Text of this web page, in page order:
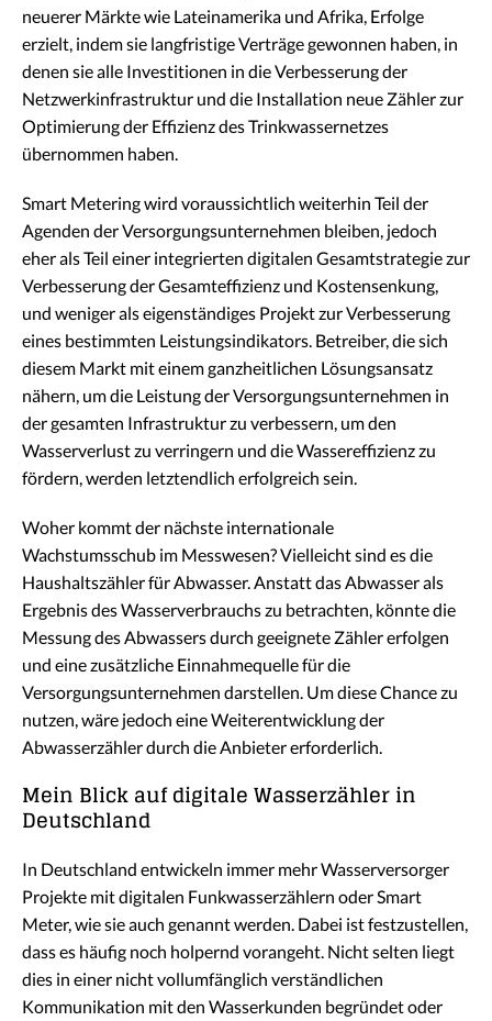
neuerer Märkte wie Lateinamerika und Afrika, Erfolge
erzielt, indem sie langfristige Verträge gewonnen haben, in
denen sie alle Investitionen in die Verbesserung der
Netzwerkinfrastruktur und die Installation neue Zähler zur
Optimierung der Effizienz des Trinkwassernetzes
übernommen haben.
Smart Metering wird voraussichtlich weiterhin Teil der
Agenden der Versorgungsunternehmen bleiben, jedoch
eher als Teil einer integrierten digitalen Gesamtstrategie zur
Verbesserung der Gesamteffizienz und Kostensenkung,
und weniger als eigenständiges Projekt zur Verbesserung
eines bestimmten Leistungsindikators. Betreiber, die sich
diesem Markt mit einem ganzheitlichen Lösungsansatz
nähern, um die Leistung der Versorgungsunternehmen in
der gesamten Infrastruktur zu verbessern, um den
Wasserverlust zu verringern und die Wassereffizienz zu
fördern, werden letztendlich erfolgreich sein.
Woher kommt der nächste internationale
Wachstumsschub im Messwesen? Vielleicht sind es die
Haushaltszähler für Abwasser. Anstatt das Abwasser als
Ergebnis des Wasserverbrauchs zu betrachten, könnte die
Messung des Abwassers durch geeignete Zähler erfolgen
und eine zusätzliche Einnahmequelle für die
Versorgungsunternehmen darstellen. Um diese Chance zu
nutzen, wäre jedoch eine Weiterentwicklung der
Abwasserzähler durch die Anbieter erforderlich.
Mein Blick auf digitale Wasserzähler in
Deutschland
In Deutschland entwickeln immer mehr Wasserversorger
Projekte mit digitalen Funkwasserzählern oder Smart
Meter, wie sie auch genannt werden. Dabei ist festzustellen,
dass es häufig noch holpernd vorangeht. Nicht selten liegt
dies in einer nicht vollumfänglich verständlichen
Kommunikation mit den Wasserkunden begründet oder